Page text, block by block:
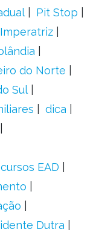
Pit Stop
Imperatriz
do Norte
Sul
dica
cursos EAD
Dutra